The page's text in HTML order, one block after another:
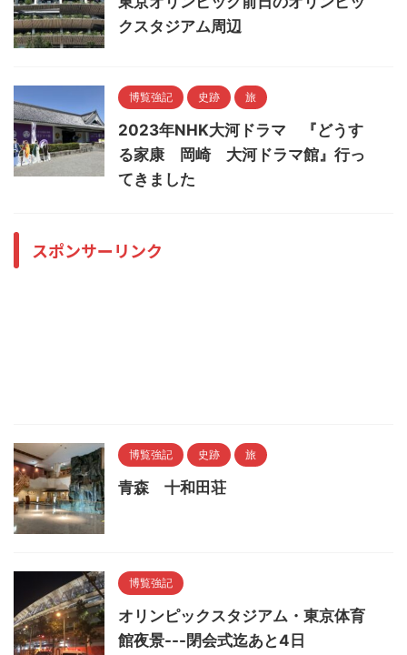
クスタジアム周辺
博覧強記 史跡 旅
2023年NHK大河ドラマ 『どうす
る家康 岡崎 大河ドラマ館』行っ
てきました
スポンサーリンク
博覧強記 史跡 旅
青森 十和田荘
博覧強記
オリンピックスタジアム・東京体育
館夜景---閉会式迄あと4日